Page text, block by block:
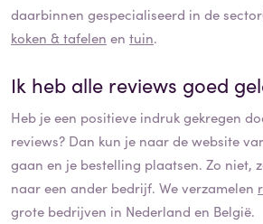
daarbinnen gespecialiseerd in de
koken & tafelen en tuin.
Ik heb alle reviews goed
Heb je een positieve indruk gekregen
reviews? Dan kun je naar de website
gaan en je bestelling plaatsen. Zo niet,
naar een ander bedrijf. We verzamelen
grote bedrijven in Nederland en België.